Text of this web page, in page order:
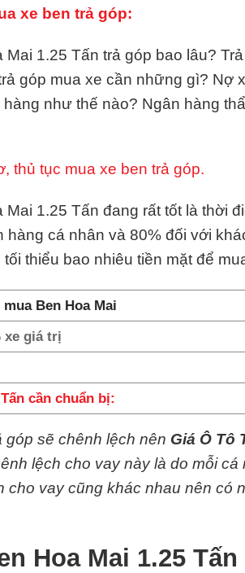
xe ben trả góp:
1.25 Tấn trả góp bao lâu?
góp mua xe cần những gì? Nợ
như thế nào? Ngân hàng
thủ tục mua xe ben trả góp.
Mai 1.25 Tấn đang rất tốt là thời
hàng cá nhân và 80% đối với
thiểu bao nhiêu tiền mặt để
Ben Hoa Mai
xe giá trị
cần chuẩn bị:
góp sẽ chênh lệch nên Giá Ô Tô
lệch cho vay này là do mỗi
cho vay cũng khác nhau nên
Hoa Mai 1.25 Tấn